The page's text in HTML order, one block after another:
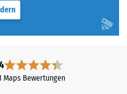
Maps Bewertungen